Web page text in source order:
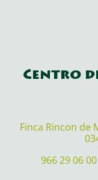
Centro
Finca Rincon de
966 29 06 00